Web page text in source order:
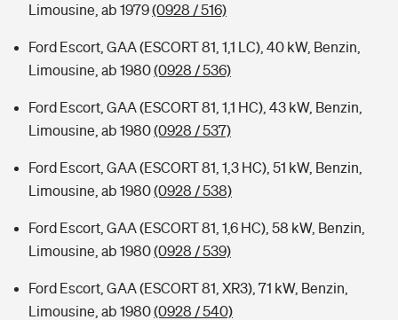
Limousine, ab 1979(0928 / 516)
Ford Escort, GAA (ESCORT 81, 1,1 LC), 40 kW, Benzin,
Limousine, ab 1980(0928 / 536)
Ford Escort, GAA (ESCORT 81, 1,1 HC), 43 kW, Benzin,
Limousine, ab 1980(0928 / 537)
Ford Escort, GAA (ESCORT 81, 1,3 HC), 51 kW, Benzin,
Limousine, ab 1980(0928 / 538)
Ford Escort, GAA (ESCORT 81, 1,6 HC), 58 kW, Benzin,
Limousine, ab 1980(0928 / 539)
Ford Escort, GAA (ESCORT 81, XR3), 71 kW, Benzin,
Limousine, ab 1980(0928 / 540)